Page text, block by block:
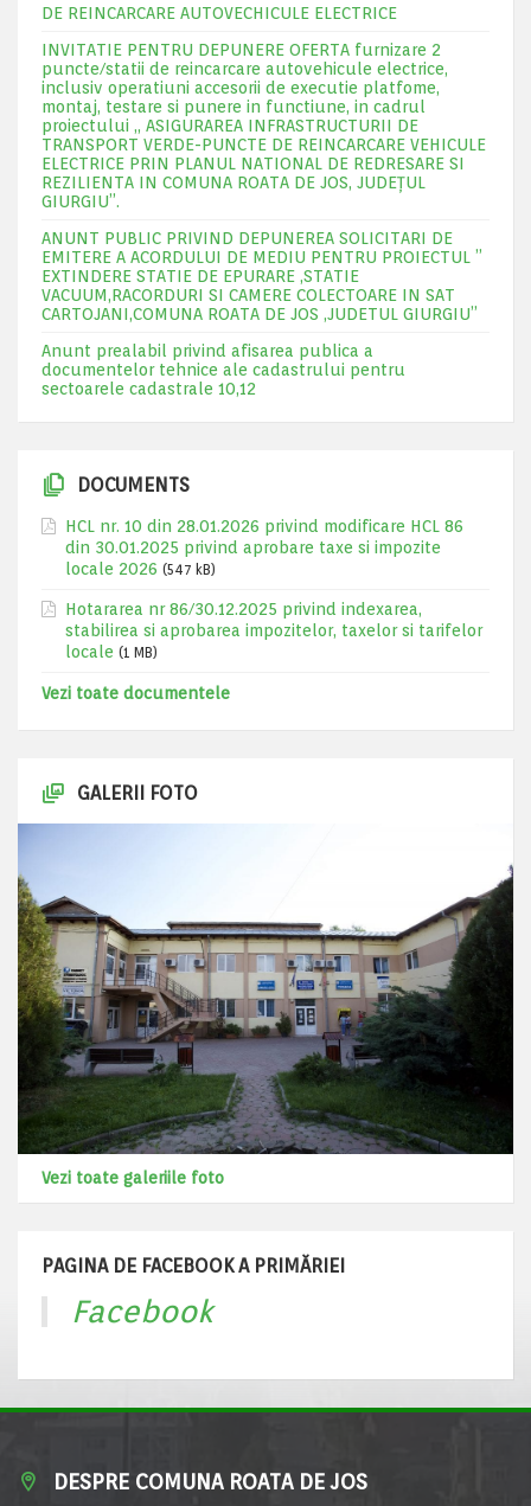
DE REINCARCARE AUTOVECHICULE ELECTRICE
INVITATIE PENTRU DEPUNERE OFERTA furnizare 2
puncte/statii de reincarcare autovehicule electrice,
inclusiv operatiuni accesorii de executie platfome,
montaj, testare si punere in functiune, in cadrul
proiectului „ ASIGURAREA INFRASTRUCTURII DE
TRANSPORT VERDE-PUNCTE DE REINCARCARE VEHICULE
ELECTRICE PRIN PLANUL NATIONAL DE REDRESARE SI
REZILIENTA IN COMUNA ROATA DE JOS, JUDEŢUL
GIURGIU”.
ANUNT PUBLIC PRIVIND DEPUNEREA SOLICITARI DE
EMITERE A ACORDULUI DE MEDIU PENTRU PROIECTUL ”
EXTINDERE STATIE DE EPURARE ,STATIE
VACUUM,RACORDURI SI CAMERE COLECTOARE IN SAT
CARTOJANI,COMUNA ROATA DE JOS ,JUDETUL GIURGIU”
Anunt prealabil privind afisarea publica a
documentelor tehnice ale cadastrului pentru
sectoarele cadastrale 10,12
DOCUMENTS
HCL nr. 10 din 28.01.2026 privind modificare HCL 86
din 30.01.2025 privind aprobare taxe si impozite
locale 2026 (547 kB)
Hotararea nr 86/30.12.2025 privind indexarea,
stabilirea si aprobarea impozitelor, taxelor si tarifelor
locale (1 MB)
Vezi toate documentele
GALERII FOTO
Vezi toate galeriile foto
PAGINA DE FACEBOOK A PRIMĂRIEI
Facebook
DESPRE COMUNA ROATA DE JOS